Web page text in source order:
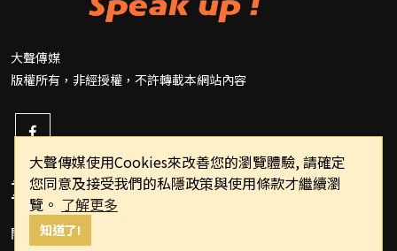
大聲傳媒使用Cookies來改善您的瀏覽體驗, 請確定
您同意及接受我們的私隱政策與使用條款才繼續瀏
覽。 了解更多
知道了!
大聲傳媒
版權所有，非經授權，不許轉載本網站內容
重要連結
關於我們